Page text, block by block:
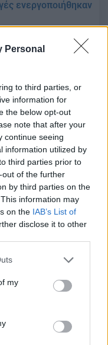
Personal
to third parties, or
information for
the below opt-out
note that after your
continue seeing
information utilized by
third parties prior to
of the further
by third parties on the
information may
on the IAB’s List of
disclose it to other
one or more Google
You may click to
third-party tags to
in below Google
my
ενεργοποιήθηκαν
πάνε δωρεάν
- 17:05
Τουρισμός:
διακοπές
22:18
Τουρισμός:
πρόγραμμα για τις
17:03
τουρισμός